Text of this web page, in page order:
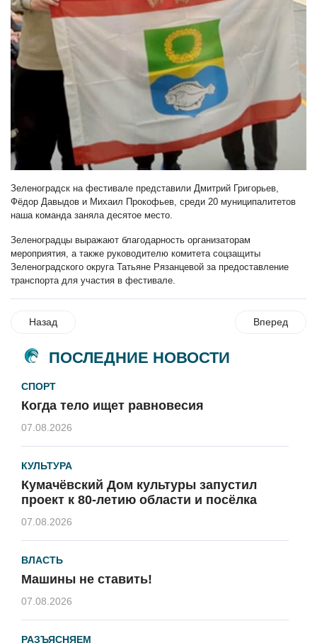
Зеленоградск на фестивале представили Дмитрий Григорьев,
Фёдор Давыдов и Михаил Прокофьев, среди 20 муниципалитетов
наша команда заняла десятое место.
Зеленоградцы выражают благодарность организаторам
мероприятия, а также руководителю комитета соцзащиты
Зеленоградского округа Татьяне Рязанцевой за предоставление
транспорта для участия в фестивале.
Назад Вперед
ПОСЛЕДНИЕ НОВОСТИ
СПОРТ
Когда тело ищет равновесия
07.08.2026
КУЛЬТУРА
Кумачёвский Дом культуры запустил
проект к 80-летию области и посёлка
07.08.2026
ВЛАСТЬ
Машины не ставить!
07.08.2026
РАЗЪЯСНЯЕМ